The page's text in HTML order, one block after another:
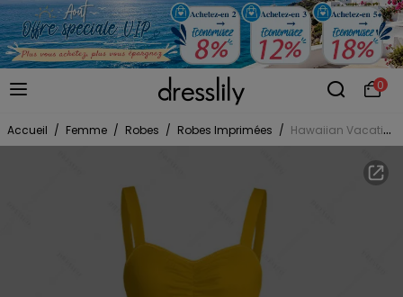
0
Accueil / Femme / Robes / Robes Imprimées / Hawaiian Vacation Dress Tropical Palm Leaf Print Ombre Ruched Bust Mini Dress